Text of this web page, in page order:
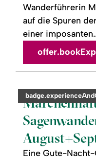
Wanderführerin
auf die Spuren
einer
category:
Eine Gute-
readmore:
Sagenwanderung
August+September